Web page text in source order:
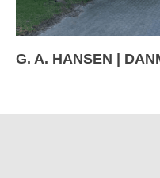
G. A. HANSEN |